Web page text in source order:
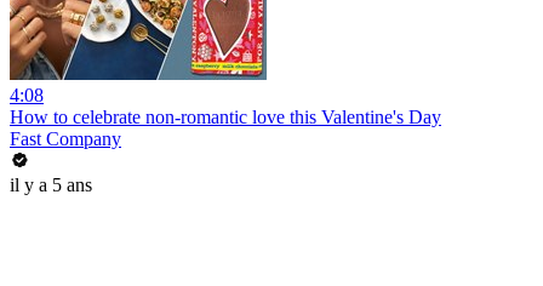
4:08
How to celebrate non-romantic love this Valentine's Day
Fast Company
il y a 5 ans